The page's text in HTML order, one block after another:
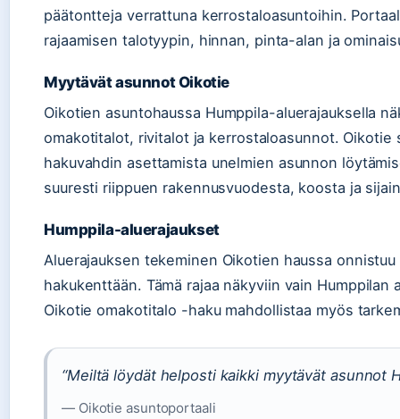
päätontteja verrattuna kerrostaloasuntoihin.
rajaamisen talotyypin, hinnan, pinta-alan ja
Myytävät asunnot Oikotie
Oikotien asuntohaussa Humppila-aluerajauksella
omakotitalot, rivitalot ja kerrostaloasunnot. Oikotie
hakuvahdin asettamista unelmien asunnon
suuresti riippuen rakennusvuodesta, koosta ja
Humppila-aluerajaukset
Aluerajauksen tekeminen Oikotien haussa
hakukenttään. Tämä rajaa näkyviin vain
Oikotie omakotitalo -haku mahdollistaa myös
“Meiltä löydät helposti kaikki myytävät asunnot
— Oikotie asuntoportaali